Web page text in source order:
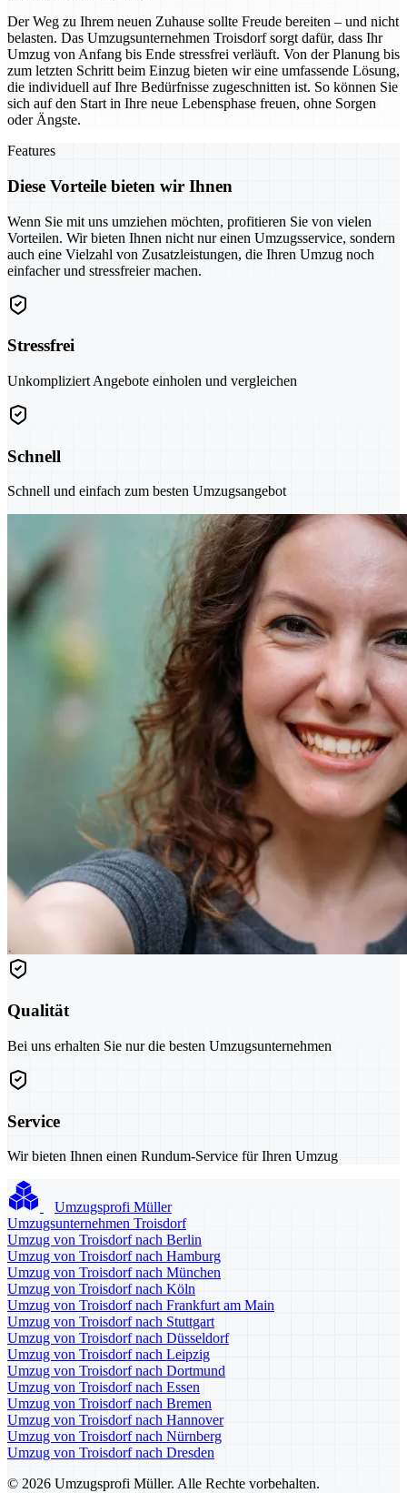
Der Weg zu Ihrem neuen Zuhause sollte Freude bereiten – und nicht
belasten. Das Umzugsunternehmen Troisdorf sorgt dafür, dass Ihr
Umzug von Anfang bis Ende stressfrei verläuft. Von der Planung bis
zum letzten Schritt beim Einzug bieten wir eine umfassende Lösung,
die individuell auf Ihre Bedürfnisse zugeschnitten ist. So können Sie
sich auf den Start in Ihre neue Lebensphase freuen, ohne Sorgen
oder Ängste.
Features
Diese Vorteile bieten wir Ihnen
Wenn Sie mit uns umziehen möchten, profitieren Sie von vielen
Vorteilen. Wir bieten Ihnen nicht nur einen Umzugsservice, sondern
auch eine Vielzahl von Zusatzleistungen, die Ihren Umzug noch
einfacher und stressfreier machen.
Stressfrei
Unkompliziert Angebote einholen und vergleichen
Schnell
Schnell und einfach zum besten Umzugsangebot
Qualität
Bei uns erhalten Sie nur die besten Umzugsunternehmen
Service
Wir bieten Ihnen einen Rundum-Service für Ihren Umzug
Umzugsprofi Müller
Umzugsunternehmen Troisdorf
Umzug von Troisdorf nach Berlin
Umzug von Troisdorf nach Hamburg
Umzug von Troisdorf nach München
Umzug von Troisdorf nach Köln
Umzug von Troisdorf nach Frankfurt am Main
Umzug von Troisdorf nach Stuttgart
Umzug von Troisdorf nach Düsseldorf
Umzug von Troisdorf nach Leipzig
Umzug von Troisdorf nach Dortmund
Umzug von Troisdorf nach Essen
Umzug von Troisdorf nach Bremen
Umzug von Troisdorf nach Hannover
Umzug von Troisdorf nach Nürnberg
Umzug von Troisdorf nach Dresden
© 2026 Umzugsprofi Müller. Alle Rechte vorbehalten.